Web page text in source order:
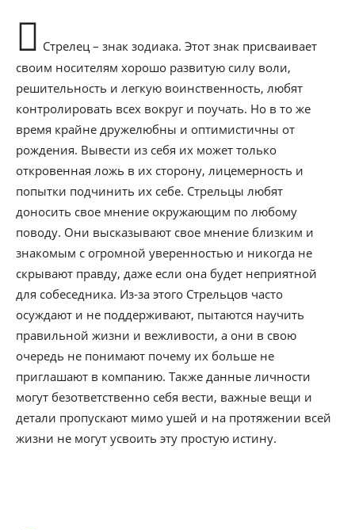
Стрелец – знак зодиака. Этот знак присваивает
своим носителям хорошо развитую силу воли,
решительность и легкую воинственность, любят
контролировать всех вокруг и поучать. Но в то же
время крайне дружелюбны и оптимистичны от
рождения. Вывести из себя их может только
откровенная ложь в их сторону, лицемерность и
попытки подчинить их себе. Стрельцы любят
доносить свое мнение окружающим по любому
поводу. Они высказывают свое мнение близким и
знакомым с огромной уверенностью и никогда не
скрывают правду, даже если она будет неприятной
для собеседника. Из-за этого Стрельцов часто
осуждают и не поддерживают, пытаются научить
правильной жизни и вежливости, а они в свою
очередь не понимают почему их больше не
приглашают в компанию. Также данные личности
могут безответственно себя вести, важные вещи и
детали пропускают мимо ушей и на протяжении всей
жизни не могут усвоить эту простую истину.